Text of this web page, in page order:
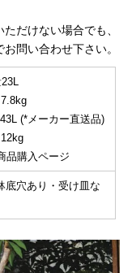
だけない場合でも、
問い合わせ下さい。
(*メーカー直送品)
品購入ページ
底穴あり・受け皿な